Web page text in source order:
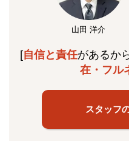
山田 洋介
[自信と責任があるか
在・フル
スタッフ